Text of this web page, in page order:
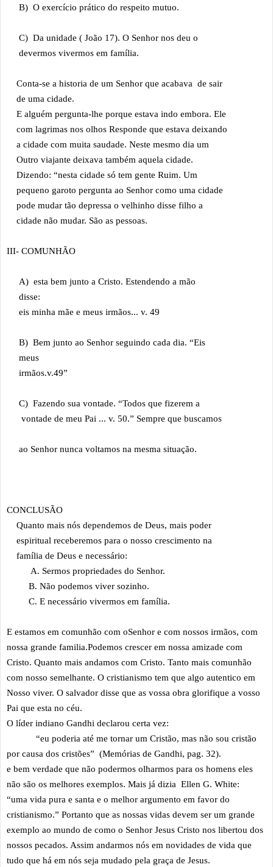
B) O exercício prático do respeito mutuo.
C) Da unidade ( João 17). O Senhor nos deu o
devermos vivermos em família.
Conta-se a historia de um Senhor que acabava de sair
de uma cidade.
E alguém pergunta-lhe porque estava indo embora. Ele
com lagrimas nos olhos Responde que estava deixando
a cidade com muita saudade. Neste mesmo dia um
Outro viajante deixava também aquela cidade.
Dizendo: “nesta cidade só tem gente Ruim. Um
pequeno garoto pergunta ao Senhor como uma cidade
pode mudar tão depressa o velhinho disse filho a
cidade não mudar. São as pessoas.
III- COMUNHÃO
A) esta bem junto a Cristo. Estendendo a mão
disse:
eis minha mãe e meus irmãos... v. 49
B) Bem junto ao Senhor seguindo cada dia. “Eis
meus
irmãos.v.49”
C) Fazendo sua vontade. “Todos que fizerem a
vontade de meu Pai ... v. 50.” Sempre que buscamos
ao Senhor nunca voltamos na mesma situação.
CONCLUSÃO
Quanto mais nós dependemos de Deus, mais poder
espiritual receberemos para o nosso crescimento na
família de Deus e necessário:
A. Sermos propriedades do Senhor.
B. Não podemos viver sozinho.
C. E necessário vivermos em família.
E estamos em comunhão com oSenhor e com nossos irmãos, com
nossa grande familia.Podemos crescer em nossa amizade com
Cristo. Quanto mais andamos com Cristo. Tanto mais comunhão
com nosso semelhante. O cristianismo tem que algo autentico em
Nosso viver. O salvador disse que as vossa obra glorifique a vosso
Pai que esta no céu.
O líder indiano Gandhi declarou certa vez:
“eu poderia até me tornar um Cristão, mas não sou cristão
por causa dos cristões” (Memórias de Gandhi, pag. 32).
e bem verdade que não podermos olharmos para os homens eles
não são os melhores exemplos. Mais já dizia Ellen G. White:
“uma vida pura e santa e o melhor argumento em favor do
cristianismo.” Portanto que as nossas vidas devem ser um grande
exemplo ao mundo de como o Senhor Jesus Cristo nos libertou dos
nossos pecados. Assim andarmos nós em novidades de vida que
tudo que há em nós seja mudado pela graça de Jesus.